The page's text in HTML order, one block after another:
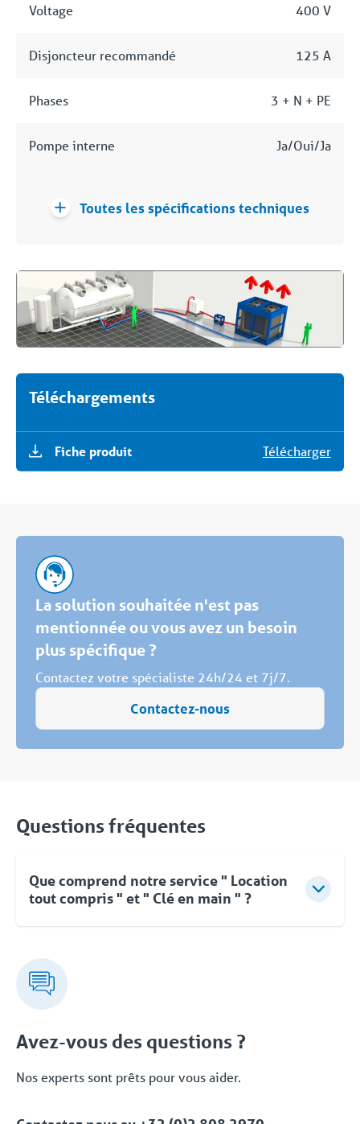
Téléchargements
Fiche produit Télécharger
Voltage 400 V
Disjoncteur recommandé 125 A
Phases 3 + N + PE
Pompe interne Ja/Oui/Ja
Toutes les spécifications techniques
La solution souhaitée n'est pas
mentionnée ou vous avez un besoin
plus spécifique ?
Contactez votre spécialiste 24h/24 et 7j/7.
Contactez-nous
Questions fréquentes
Que comprend notre service " Location
tout compris " et " Clé en main " ?
fourniture d'équipements. Vous pouvez compter sur
des conseils d'experts, une approche flexible et une
livraison clé en main rapide et orientée vers les
solutions. Même après la mise en service, vous
pouvez faire appel à Coolworld à tout moment.
Avec notre propre service d'assistance 24/7/365,
nous vous proposons une solution fiable. Cet
ensemble complet de services et de solutions
Avez-vous des questions ?
Nos experts sont prêts pour vous aider.